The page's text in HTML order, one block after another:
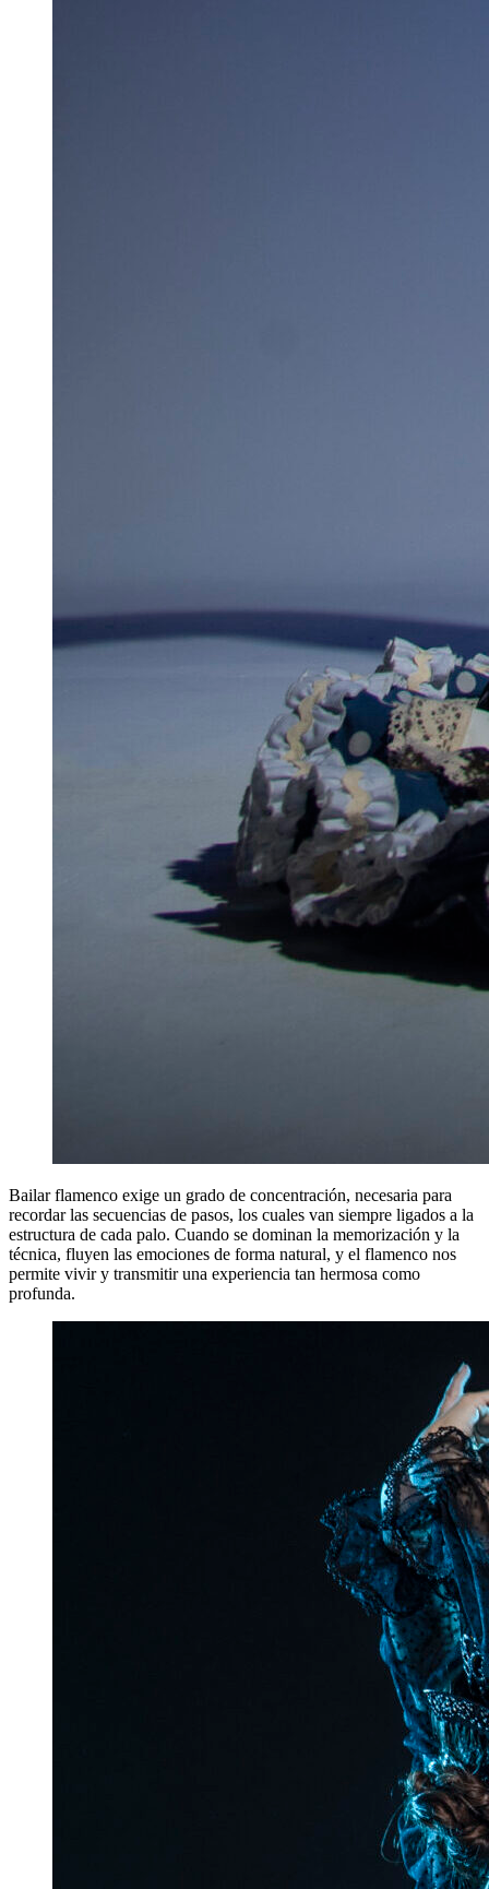
Bailar flamenco exige un grado de concentración, necesaria para
recordar las secuencias de pasos, los cuales van siempre ligados a la
estructura de cada palo. Cuando se dominan la memorización y la
técnica, fluyen las emociones de forma natural, y el flamenco nos
permite vivir y transmitir una experiencia tan hermosa como
profunda.